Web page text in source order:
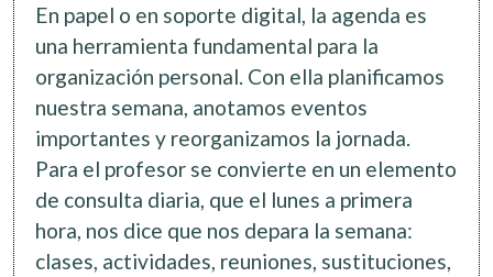
Formación
Innovación
Lectura
Geografía e Historia
Historia del Arte
Lengua
Música
Ofimática
open
menu
Bases de datos
Hoja de cálculo
Programación
Redes de ordenadores
Redes sociales
Sistemas Operativos
Software
menu
Estadística
Geometría
twitterfacebookinstagram
youtube
En papel o en soporte digital, la agenda es
una herramienta fundamental para la
organización personal. Con ella planificamos
nuestra semana, anotamos eventos
importantes y reorganizamos la jornada.
Para el profesor se convierte en un elemento
de consulta diaria, que el lunes a primera
hora, nos dice que nos depara la semana:
clases, actividades, reuniones, sustituciones,